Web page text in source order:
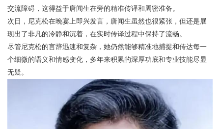
交流障碍，这得益于唐闻生在旁的精准传译和周密准备。
次日，尼克松在晚宴上即兴发言，唐闻生虽然也很紧张，但还是展
现出了非凡的冷静和沉着，在实时传译过程中保持了流畅。
尽管尼克松的言辞迅速和复杂，她仍然能够精准地捕捉和传达每一
个细微的语义和情感变化，多年来积累的深厚功底和专业技能尽显
无疑。